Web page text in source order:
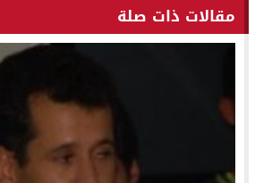
مقالات ذات صلة